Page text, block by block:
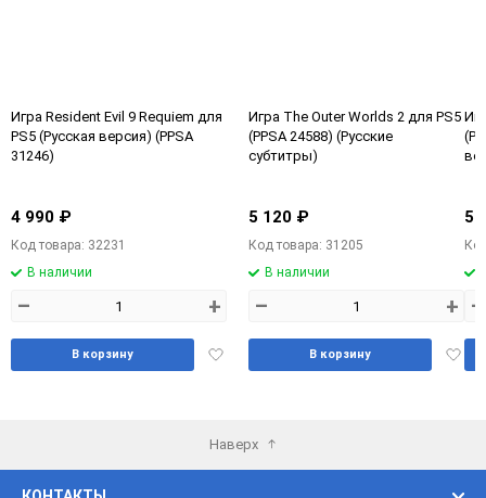
Игра Resident Evil 9 Requiem для
PS5 (Русская версия) (PPSA
31246)
4 990 ₽
Код товара: 32231
В наличии
– +
Добавить
В корзину
Игра The Outer Worlds 2 для PS5
(PPSA 24588) (Русские
субтитры)
5 120 ₽
Код товара: 31205
В наличии
– +
В корзину
5
–
Наверх